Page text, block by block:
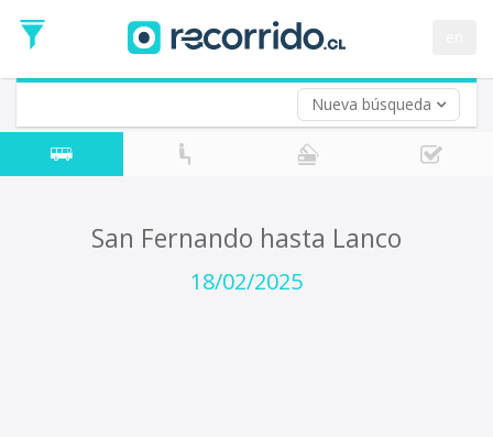
Nueva búsqueda
de
Ida
Vuelta (opcional)
Fecha
de
San Fernando hasta Lanco
18/02/2025